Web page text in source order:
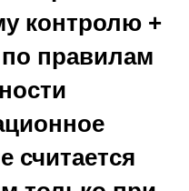
контролю +
правилам
считается